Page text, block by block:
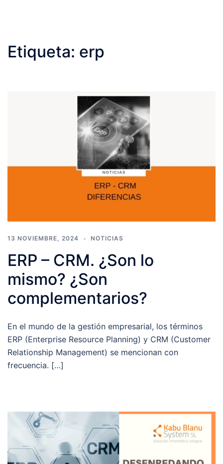
Etiqueta: erp
13 NOVIEMBRE, 2024 NOTICIAS
ERP – CRM. ¿Son lo
mismo? ¿Son
complementarios?
En el mundo de la gestión empresarial, los términos
ERP (Enterprise Resource Planning) y CRM (Customer
Relationship Management) se mencionan con
frecuencia. […]